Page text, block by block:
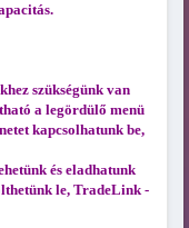
szükségünk van
a legördülő menü
kapcsolhatunk be,
és eladhatunk
le, TradeLink -